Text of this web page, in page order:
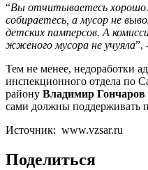
“Вы отчитываетесь
собираетесь, а мусор не
детских памперсов. А
жженого мусора не учуяла”,
Тем не менее, недоработки
инспекционного отдела по
району Владимир Гончаров
сами должны поддерживать
Источник: www.vzsar.ru
Поделиться